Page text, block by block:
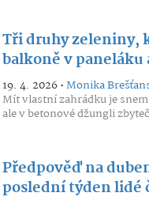
Tři druhy zeleniny,
balkoně v
19. 4. 2026 •Monika
Mít vlastní zahrádku je
ale v betonové džungli
Předpověď na
poslední týden lidé